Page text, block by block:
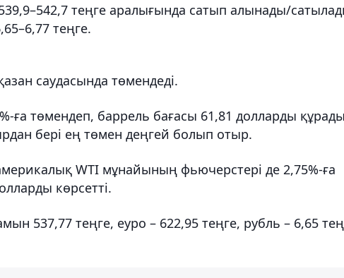
теңге аралығында сатып алынады/
теңге.
саудасында төмендеді.
ға төмендеп, баррель бағасы 61,81 долларды
бері ең төмен деңгей болып отыр.
WTI мұнайының фьючерстері де 2,75%-ға
көрсетті.
537,77 теңге, еуро – 622,95 теңге, рубль – 6,65